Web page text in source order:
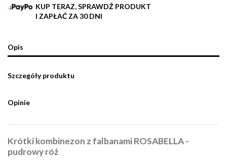
KUP TERAZ, SPRAWDŹ PRODUKT
I ZAPŁAĆ ZA 30 DNI
Opis
Szczegóły produktu
Opinie
Krótki kombinezon z falbanami ROSABELLA -
pudrowy róż